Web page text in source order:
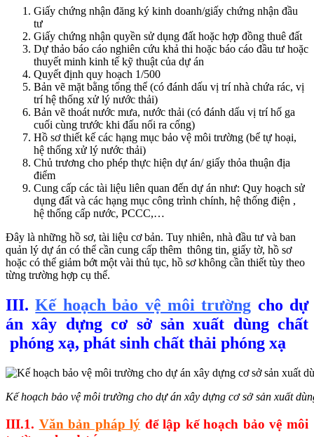
Giấy chứng nhận đăng ký kinh doanh/giấy chứng nhận đầu
tư
Giấy chứng nhận quyền sử dụng đất hoặc hợp đồng thuê đất
Dự thảo báo cáo nghiên cứu khả thi hoặc báo cáo đầu tư hoặc
thuyết minh kinh tế kỹ thuật của dự án
Quyết định quy hoạch 1/500
Bản vẽ mặt bằng tổng thể (có đánh dấu vị trí nhà chứa rác, vị
trí hệ thống xử lý nước thải)
Bản vẽ thoát nước mưa, nước thải (có đánh dấu vị trí hố ga
cuối cùng trước khi đấu nối ra cống)
Hồ sơ thiết kế các hạng mục bảo vệ môi trường (bể tự hoại,
hệ thống xử lý nước thải)
Chủ trương cho phép thực hiện dự án/ giấy thỏa thuận địa
điểm
Cung cấp các tài liệu liên quan đến dự án như: Quy hoạch sử
dụng đất và các hạng mục công trình chính, hệ thống điện ,
hệ thống cấp nước, PCCC,…
Đây là những hồ sơ, tài liệu cơ bản. Tuy nhiên, nhà đầu tư và ban
quản lý dự án có thể cần cung cấp thêm thông tin, giấy tờ, hồ sơ
hoặc có thể giảm bớt một vài thủ tục, hồ sơ không cần thiết tùy theo
từng trường hợp cụ thể.
III.Kế hoạch bảo vệ môi trường cho dự
án xây dựng cơ sở sản xuất dùng chất
phóng xạ, phát sinh chất thải phóng xạ
Kế hoạch bảo vệ môi trường cho dự án xây dựng cơ sở sản xuất
III.1. Văn bản pháp lý để lập kế hoạch bảo vệ môi